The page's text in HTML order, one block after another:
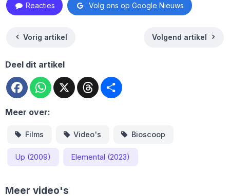
Reacties Volg ons op Google Nieuws
Vorig artikel Volgend artikel
Deel dit artikel
FacebookWhatsApp
X Threads
Meer over:
Films Video's Bioscoop
Up (2009) Elemental (2023)
Meer video's